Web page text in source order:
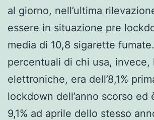
al giorno, nell’ultima
essere in situazione pre
media di 10,8 sigarette
percentuali di chi usa, invece,
elettroniche, era dell’8,1%
lockdown dell’anno scorso ed
9,1% ad aprile dello stesso